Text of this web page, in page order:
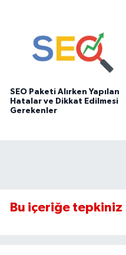
SEO Paketi Alırken Yapılan
Hatalar ve Dikkat Edilmesi
Gerekenler
Bu içeriğe tepkiniz